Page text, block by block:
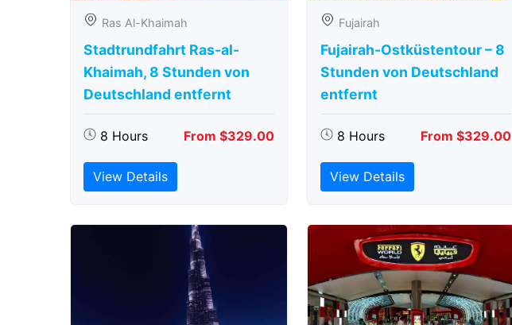
Ras Al-Khaimah
Stadtrundfahrt Ras-al-
Khaimah, 8 Stunden von
Deutschland entfernt
8 Hours From $329.00
View Details
Fujairah
Fujairah-Ostküstentour – 8
Stunden von Deutschland
entfernt
8 Hours From $329.00
View Details